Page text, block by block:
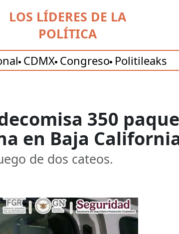
LOS LÍDERES DE LA
POLÍTICA
CDMX Congreso Politileaks
350
en Baja
de dos cateos.